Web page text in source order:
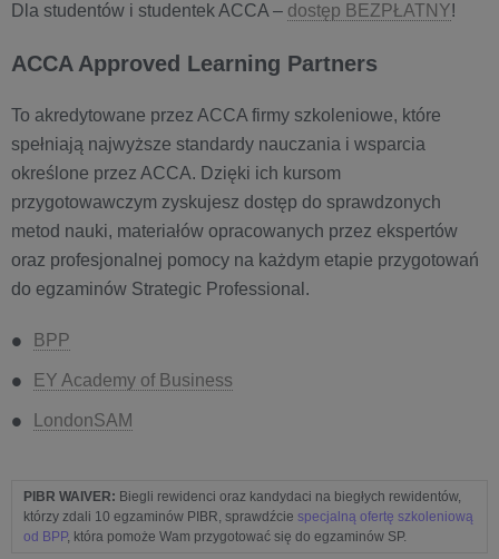
Dla studentów i studentek ACCA – dostęp BEZPŁATNY!
ACCA Approved Learning Partners
To akredytowane przez ACCA firmy szkoleniowe, które
spełniają najwyższe standardy nauczania i wsparcia
określone przez ACCA. Dzięki ich kursom
przygotowawczym zyskujesz dostęp do sprawdzonych
metod nauki, materiałów opracowanych przez ekspertów
oraz profesjonalnej pomocy na każdym etapie przygotowań
do egzaminów Strategic Professional.
BPP
EY Academy of Business
LondonSAM
PIBR WAIVER: Biegli rewidenci oraz kandydaci na biegłych rewidentów,
którzy zdali 10 egzaminów PIBR, sprawdźcie specjalną ofertę szkoleniową
od BPP, która pomoże Wam przygotować się do egzaminów SP.